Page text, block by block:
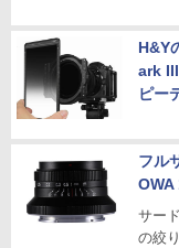
H&Y
ark
ピー
フル
OWA
サー
の絞